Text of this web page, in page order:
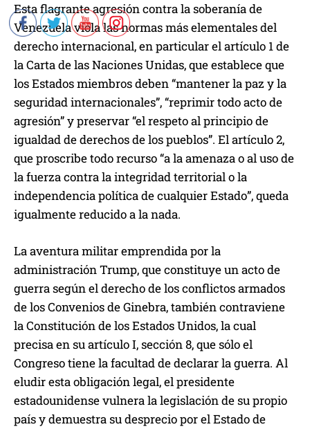
u
d
i
o
Esta flagrante agresión contra la soberanía de
Venezuela viola las normas más elementales del
derecho internacional, en particular el artículo 1 de
la Carta de las Naciones Unidas, que establece que
los Estados miembros deben “mantener la paz y la
seguridad internacionales”, “reprimir todo acto de
agresión” y preservar “el respeto al principio de
igualdad de derechos de los pueblos”. El artículo 2,
que proscribe todo recurso “a la amenaza o al uso de
la fuerza contra la integridad territorial o la
independencia política de cualquier Estado”, queda
igualmente reducido a la nada.
La aventura militar emprendida por la
administración Trump, que constituye un acto de
guerra según el derecho de los conflictos armados
de los Convenios de Ginebra, también contraviene
la Constitución de los Estados Unidos, la cual
precisa en su artículo I, sección 8, que sólo el
Congreso tiene la facultad de declarar la guerra. Al
eludir esta obligación legal, el presidente
estadounidense vulnera la legislación de su propio
país y demuestra su desprecio por el Estado de